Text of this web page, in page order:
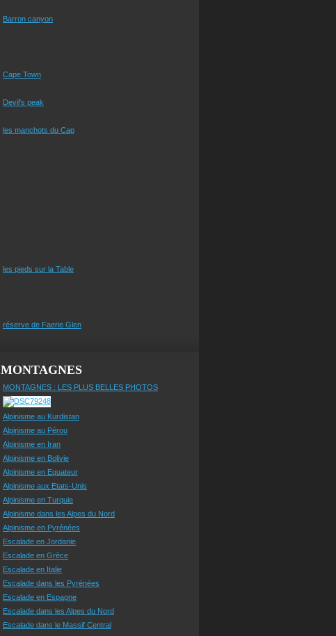
Barron canyon
Cape Town
Devil's peak
les manchots du Cap
les pieds sur la Table
réserve de Faerie Glen
MONTAGNES
MONTAGNES : LES PLUS BELLES PHOTOS
Alpinisme au Kurdistan
Alpinisme au Pérou
Alpinisme en Iran
Alpinisme en Bolivie
Alpinisme en Equateur
Alpinisme aux Etats-Unis
Alpinisme en Turquie
Alpinisme dans les Alpes du Nord
Alpinisme en Pyrénées
Escalade en Jordanie
Escalade en Grèce
Escalade en Italie
Escalade dans les Pyrénées
Escalade en Espagne
Escalade dans les Alpes du Nord
Escalade dans le Massif Central